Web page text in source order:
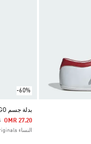
-60%
بدلة جسم BLUE VERSION SANTIAGO
From
ToOMR 27.20
النساء Originals